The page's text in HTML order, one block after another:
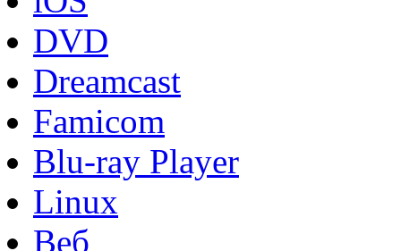
DVD
Dreamcast
Famicom
Blu-ray Player
Linux
Веб